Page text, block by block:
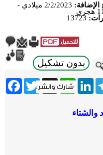
الإضافة:
2/2/2023 ميلادي -
13723
بدون تشكيل
Twitter X
WhatsApp
LinkedIn
والشتاء